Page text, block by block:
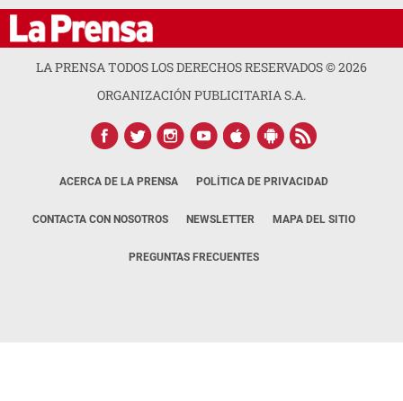
LA PRENSA TODOS LOS DERECHOS RESERVADOS ©2026
ORGANIZACIÓN PUBLICITARIA S.A.
ACERCA DE LA PRENSA POLÍTICA DE PRIVACIDAD
CONTACTA CON NOSOTROS NEWSLETTER MAPA DEL SITIO
PREGUNTAS FRECUENTES